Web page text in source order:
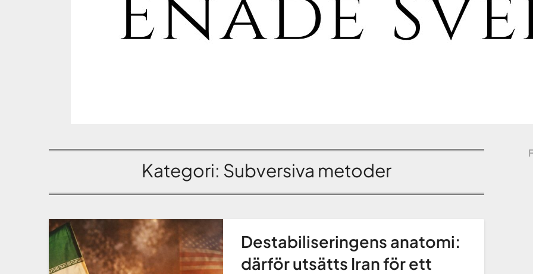
Kategori: Subversiva metoder
Destabiliseringens anatomi:
därför utsätts Iran för ett